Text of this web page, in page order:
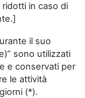
in caso di
il suo
sono utilizzati
e conservati per
le attività
(*).